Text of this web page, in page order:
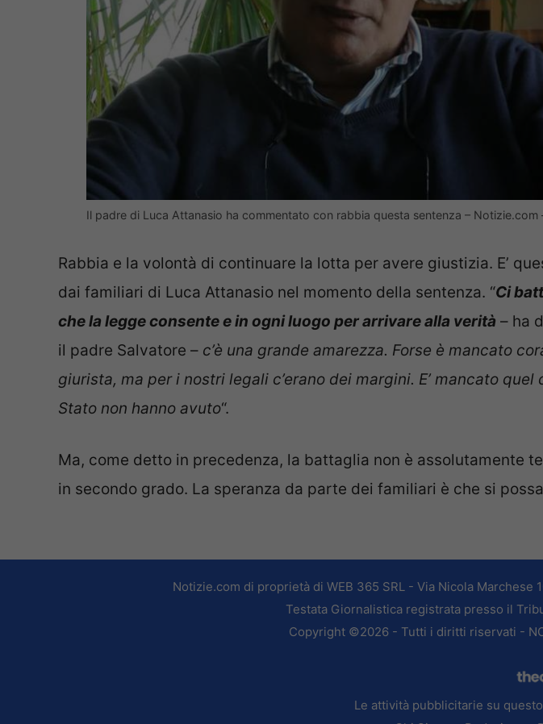
Il padre di Luca Attanasio ha commentato con rabbia questa sentenza – Notizie.com
Rabbia e la volontà di continuare la lotta per avere giustizia. E’
dai familiari di Luca Attanasio nel momento della sentenza. “Ci
che la legge consente e in ogni luogo per arrivare alla verità – ha
il padre Salvatore – c’è una grande amarezza. Forse è mancato
giurista, ma per i nostri legali c’erano dei margini. E’ mancato
Stato non hanno avuto“.
Ma, come detto in precedenza, la battaglia non è assolutamente
in secondo grado. La speranza da parte dei familiari è che si
Notizie.com di proprietà di WEB 365 SRL - Via Nicola Marchese
Testata Giornalistica registrata presso il
Copyright ©2026 - Tutti i diritti riservati -
Le attività pubblicitarie su